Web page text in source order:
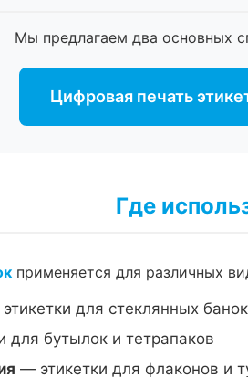
Мы предлагаем два основных
Цифровая печать
Где
применяется для различных
для стеклянных банок
для бутылок и тетрапаков
— этикетки для флаконов и